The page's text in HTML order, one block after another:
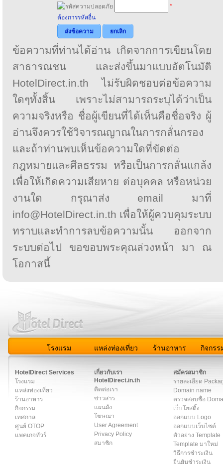
*
ต้องการรหัสอื่น
ส่งข้อความ
ยกเลิก
ข้อความที่ท่านได้อ่าน เกิดจากการเขียนโดย
สาธารณชน และส่งขึ้นมาแบบอัตโนมัติ
HotelDirect.in.th ไม่รับผิดชอบต่อข้อความ
ใดๆทั้งสิ้น เพราะไม่สามารถระบุได้ว่าเป็น
ความจริงหรือ ชื่อผู้เขียนที่ได้เห็นคือชื่อจริง ผู้
อ่านจึงควรใช้วิจารณญาณในการกลั่นกรอง
และถ้าท่านพบเห็นข้อความใดที่ขัดต่อ
กฎหมายและศีลธรรม หรือเป็นการกลั่นแกล้ง
เพื่อให้เกิดความเสียหาย ต่อบุคคล หรือหน่วย
งานใด กรุณาส่ง email มาที่
info@HotelDirect.in.th เพื่อให้ผู้ควบคุมระบบ
ทราบและทำการลบข้อความนั้น ออกจาก
ระบบต่อไป ขอขอบพระคุณล่วงหน้า มา ณ
โอกาสนี้
โรงแรม แหล่งท่องเที่ยว ร้านอาหาร กิจกรร
HotelDirect Services
โรงแรม
แหล่งท่องเที่ยว
ร้านอาหาร
กิจกรรม
เทศกาล
ศูนย์ OTOP
แพคเกจทัวร์
เกี่ยวกับเรา
HotelDirect.in.th
ติดต่อเรา
ข่าวสาร
แผนผัง
โฆษณา
User Agreement
Privacy Policy
สมาชิก
สมัครสมาชิก
รายละเอียด
Domain name
ตรวจสอบชื่อ
เว็บโฮสติ้ง
ออกแบบ Logo
ออกแบบเว็บไซต์
ตัวอย่าง Template
Template มาใหม่
วิธีการชำระเงิน
ยืนยันชำระเงิน